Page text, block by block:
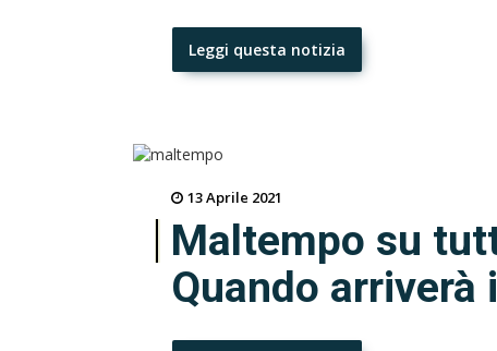
Leggi questa notizia
13 Aprile 2021
Maltempo su
Quando arriverà